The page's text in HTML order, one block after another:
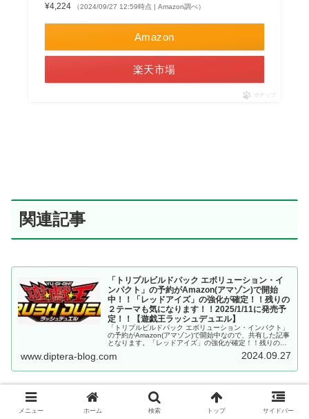
¥4,224 （2024/09/27 12:59時点 | Amazon調べ）
Amazon
楽天市場
ポチップ
関連記事
「トリプルビルドパック エボリューション・イ
ンパクト」の予約がAmazon(アマゾン)で開始
中！！「レッドアイズ」の強化が確定！！残りの
２テーマも気になります！！2025/1/11に発売予
定！！【遊戯王ラッシュデュエル】
「トリプルビルドパック エボリューション・インパクト」
の予約がAmazon(アマゾン)で開始中なので、共有した記事
となります。「レッドアイズ」の強化が確定！！残りの２
戯王ラッシュデュエル】
www.diptera-blog.com 2024.09.27
『二頭を持つキング・レックス』が「トリプルビ
ルドパック エボリューション・インパクト」に
メニュー ホーム 検索 トップ サイドバー